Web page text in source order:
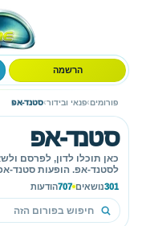
הרשמה
פורומים›פנאי ובידור›סטנד-אפ
סטנד-אפ
כאן תוכלו לדון, לפרסם
לסטנד-אפ. הופעות סטנד-
סטנדאפ, סטנדאפיסטים ועוד.
301נושאים 707הודעות